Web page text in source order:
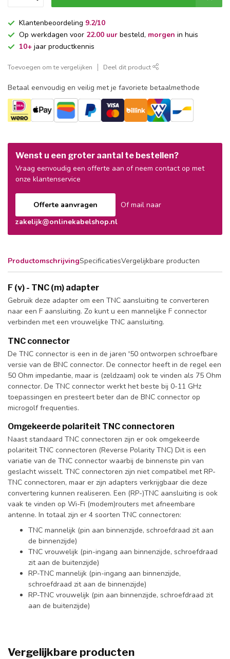
Klantenbeoordeling 9.2/10
Op werkdagen voor 22.00 uur besteld, morgen in huis
10+ jaar productkennis
Toevoegen om te vergelijken Deel dit product
Betaal eenvoudig en veilig met je favoriete betaalmethode
Wenst u een groter aantal te bestellen?
Vraag eenvoudig een offerte aan of neem contact op met
onze klantenservice
Offerte aanvragen
Of mail naar
zakelijk@onlinekabelshop.nl
ProductomschrijvingSpecificatiesVergelijkbare producten
F (v) - TNC (m) adapter
Gebruik deze adapter om een TNC aansluiting te converteren
naar een F aansluiting. Zo kunt u een mannelijke F connector
verbinden met een vrouwelijke TNC aansluiting.
TNC connector
De TNC connector is een in de jaren '50 ontworpen schroefbare
versie van de BNC connector. De connector heeft in de regel een
50 Ohm impedantie, maar is (zeldzaam) ook te vinden als 75 Ohm
connector. De TNC connector werkt het beste bij 0-11 GHz
toepassingen en presteert beter dan de BNC connector op
microgolf frequenties.
Omgekeerde polariteit TNC connectoren
Naast standaard TNC connectoren zijn er ook omgekeerde
polariteit TNC connectoren (Reverse Polarity TNC) Dit is een
variatie van de TNC connector waarbij de binnenste pin van
geslacht wisselt. TNC connectoren zijn niet compatibel met RP-
TNC connectoren, maar er zijn adapters verkrijgbaar die deze
convertering kunnen realiseren. Een (RP-)TNC aansluiting is ook
vaak te vinden op Wi-Fi (modem)routers met afneembare
antenne. In totaal zijn er 4 soorten TNC connectoren:
TNC mannelijk (pin aan binnenzijde, schroefdraad zit aan
de binnenzijde)
TNC vrouwelijk (pin-ingang aan binnenzijde, schroefdraad
zit aan de buitenzijde)
RP-TNC mannelijk (pin-ingang aan binnenzijde,
schroefdraad zit aan de binnenzijde)
RP-TNC vrouwelijk (pin aan binnenzijde, schroefdraad zit
aan de buitenzijde)
Vergelijkbare producten